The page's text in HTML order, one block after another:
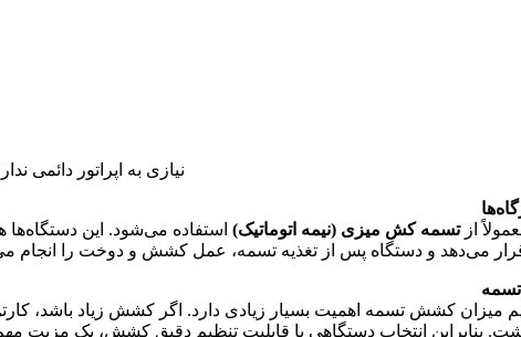
نیازی به اپراتور دائمی
ازتسمه کش میزی (نیمه اتوماتیک) استفاده می‌شود. این دستگاه‌ها
قرار می‌دهد و دستگاه پس از تغذیه تسمه، عمل کشش و دوخت را انجام
میزان کشش تسمه اهمیت بسیار زیادی دارد. اگر کشش زیاد
داشت. بنابراین انتخاب دستگاهی با قابلیت تنظیم دقیق کشش، یک